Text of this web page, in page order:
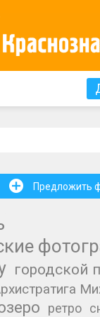
+ Предложить
городской
ретро